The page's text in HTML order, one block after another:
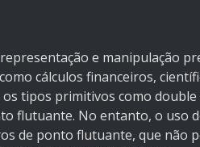
e manipulação
cálculos financeiros,
os tipos primitivos como
flutuante. No entanto, o uso
de ponto flutuante, que não